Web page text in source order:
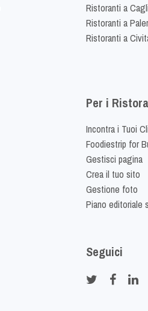
Ristoranti a
Ristoranti a
Ristoranti a
Per i
Incontra i Tuoi
Foodiestrip for
Gestisci pagina
Crea il tuo sito
Gestione foto
Piano editoriale
Seguici